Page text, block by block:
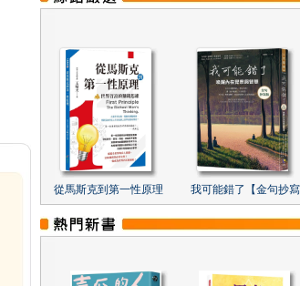
從馬斯克到第一性原理 我可能錯了【金句抄寫